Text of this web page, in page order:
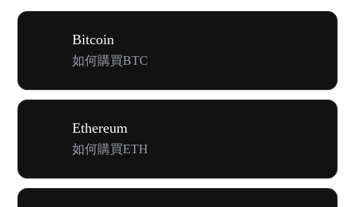
Bitcoin
如何購買BTC
Ethereum
如何購買ETH